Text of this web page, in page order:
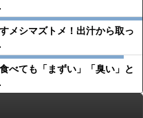
メシマズトメ！出汁から取っ
べても「まずい」「臭い」と